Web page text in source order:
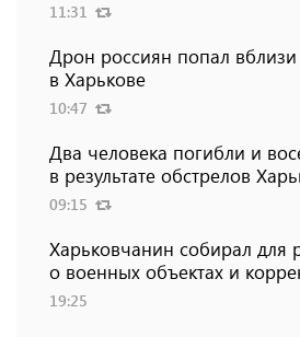
11:31
Дрон россиян попал
в Харькове
10:47
Два человека погибли и
в результате обстрелов
09:15
Харьковчанин собирал для
о военных объектах и
19:25